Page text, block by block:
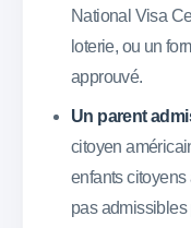
National Visa
loterie, ou un
approuvé.
Un parent
citoyen
enfants
pas admissibles